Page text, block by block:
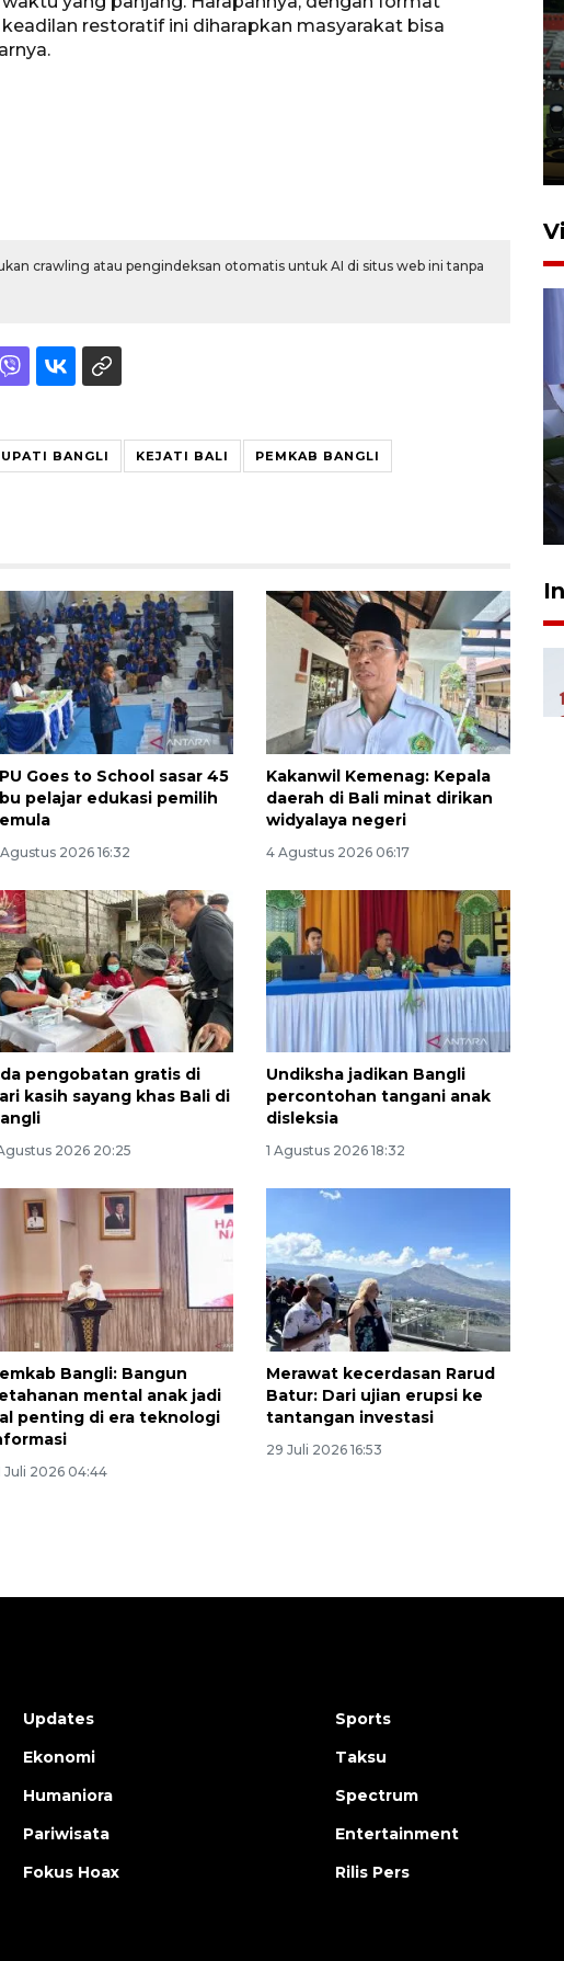
restoratif ini diharapkan masyarakat bisa
crawling atau pengindeksan otomatis untuk AI di situs web ini tanpa
BANGLI KEJATI BALI PEMKAB BANGLI
Goes to School sasar 45
pelajar edukasi pemilih
2026 16:32
Kakanwil Kemenag: Kepala
daerah di Bali minat dirikan
widyalaya negeri
4 Agustus 2026 06:17
pengobatan gratis di
kasih sayang khas Bali di
2026 20:25
Undiksha jadikan Bangli
percontohan tangani anak
disleksia
1 Agustus 2026 18:32
Bangli: Bangun
mental anak jadi
penting di era teknologi
Juli 2026 04:44
Merawat kecerdasan Rarud
Batur: Dari ujian erupsi ke
tantangan investasi
29 Juli 2026 16:53
Polisi tetapkan lima tersangka
pengeroyokan maling ayam di
Ekonomi triwulan II-2026
tumbuh 5,29 persen
2026-08-06 18:45:00
Updates
Ekonomi
Humaniora
Pariwisata
Fokus Hoax
Sports
Taksu
Spectrum
Entertainment
Rilis Pers